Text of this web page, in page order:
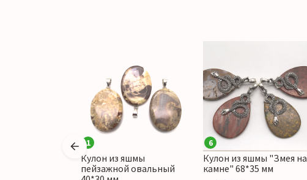
1
Кулон из яшмы
пейзажной овальный
6
Кулон из яшмы "Змея на
камне" 68*35 мм